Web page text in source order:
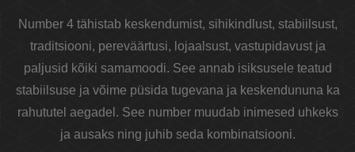
Number 4 tähistab keskendumist, sihikindlust, stabiilsust,
traditsiooni, pereväärtusi, lojaalsust, vastupidavust ja
paljusid kõiki samamoodi. See annab isiksusele teatud
stabiilsuse ja võime püsida tugevana ja keskendununa ka
rahututel aegadel. See number muudab inimesed uhkeks
ja ausaks ning juhib seda kombinatsiooni.